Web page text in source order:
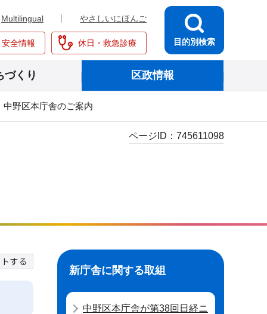
Multilingual やさしいにほんご
全情報 休日・救急診療 目的別検索
づくり 区政情報
中野区本庁舎のご案内
ページID： 745611098
新庁舎に関する取組
中野区本庁舎が第38回日経ニ